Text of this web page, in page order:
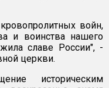
войн,
и воинства нашего
славе России", -
церкви.
историческим